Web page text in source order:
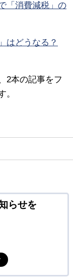
「消費減税」の
はどうなる？
2本の記事をフ
。
らせを